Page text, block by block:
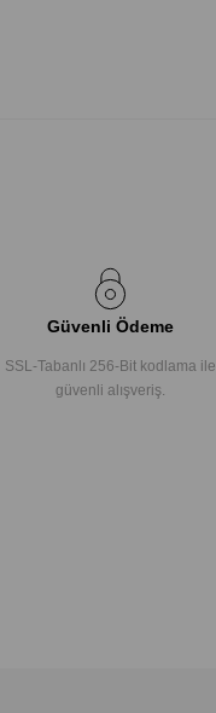
Güvenli Ödeme
SSL-Tabanlı 256-Bit kodlama ile
güvenli alışveriş.